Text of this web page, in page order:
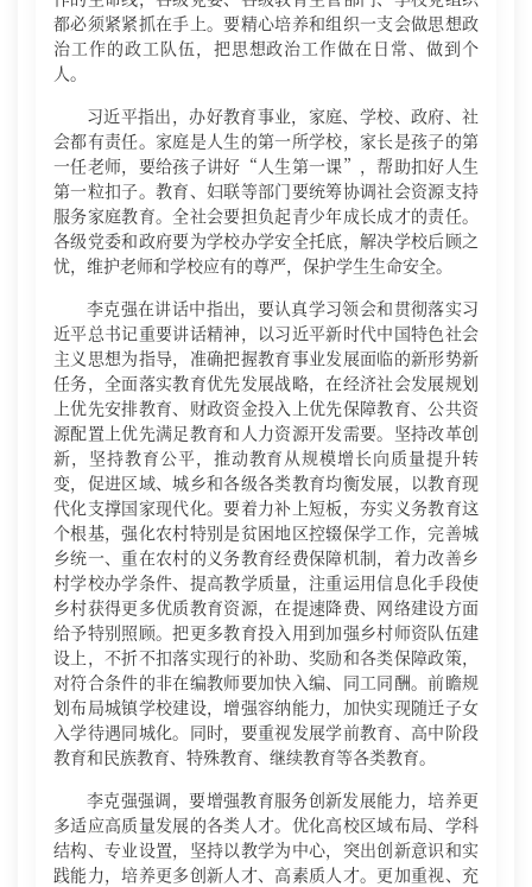
都必须紧紧抓在手上。要精心培养和组织一支会做思想政
治工作的政工队伍，把思想政治工作做在日常、做到个
人。
习近平指出，办好教育事业，家庭、学校、政府、社
会都有责任。家庭是人生的第一所学校，家长是孩子的第
一任老师，要给孩子讲好“人生第一课”，帮助扣好人生
第一粒扣子。教育、妇联等部门要统筹协调社会资源支持
服务家庭教育。全社会要担负起青少年成长成才的责任。
各级党委和政府要为学校办学安全托底，解决学校后顾之
忧，维护老师和学校应有的尊严，保护学生生命安全。
李克强在讲话中指出，要认真学习领会和贯彻落实习
近平总书记重要讲话精神，以习近平新时代中国特色社会
主义思想为指导，准确把握教育事业发展面临的新形势新
任务，全面落实教育优先发展战略，在经济社会发展规划
上优先安排教育、财政资金投入上优先保障教育、公共资
源配置上优先满足教育和人力资源开发需要。坚持改革创
新，坚持教育公平，推动教育从规模增长向质量提升转
变，促进区域、城乡和各级各类教育均衡发展，以教育现
代化支撑国家现代化。要着力补上短板，夯实义务教育这
个根基，强化农村特别是贫困地区控辍保学工作，完善城
乡统一、重在农村的义务教育经费保障机制，着力改善乡
村学校办学条件、提高教学质量，注重运用信息化手段使
乡村获得更多优质教育资源，在提速降费、网络建设方面
给予特别照顾。把更多教育投入用到加强乡村师资队伍建
设上，不折不扣落实现行的补助、奖励和各类保障政策，
对符合条件的非在编教师要加快入编、同工同酬。前瞻规
划布局城镇学校建设，增强容纳能力，加快实现随迁子女
入学待遇同城化。同时，要重视发展学前教育、高中阶段
教育和民族教育、特殊教育、继续教育等各类教育。
李克强强调，要增强教育服务创新发展能力，培养更
多适应高质量发展的各类人才。优化高校区域布局、学科
结构、专业设置，坚持以教学为中心，突出创新意识和实
践能力，培养更多创新人才、高素质人才。更加重视、充